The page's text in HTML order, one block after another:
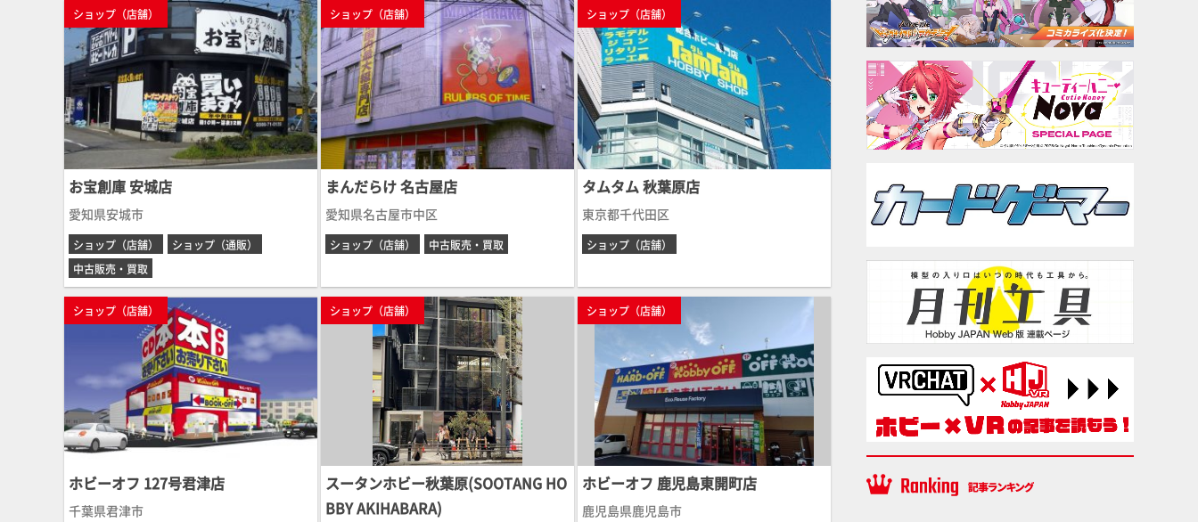
ショップ（店舗）
お宝創庫 安城店
愛知県安城市
ショップ（店舗）
ショップ（通販）
中古販売・買取
ショップ（店舗）
まんだらけ 名古屋店
愛知県名古屋市中区
ショップ（店舗） 中古販売・買取
ショップ（店舗）
タムタム 秋葉原店
東京都千代田区
ショップ（店舗）
ショップ（店舗）
ホビーオフ 127号君津店
千葉県君津市
ショップ（店舗）
スータンホビー秋葉原(SOOTANG HO
BBY AKIHABARA)
ショップ（店舗）
ホビーオフ 鹿児島東開町店
鹿児島県鹿児島市